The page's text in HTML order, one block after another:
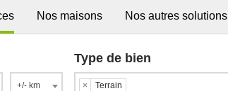
Nos maisons Nos autres solutions
+/- km
Type de bien
× Terrain